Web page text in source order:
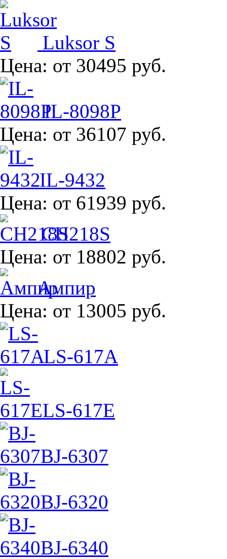
Luksor S
Цена: от 30495 руб.
IL-8098P
Цена: от 36107 руб.
IL-9432
Цена: от 61939 руб.
CH218S
Цена: от 18802 руб.
Ампир
Цена: от 13005 руб.
LS-617A
LS-617E
BJ-6307
BJ-6320
BJ-6340